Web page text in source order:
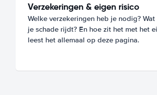
Verzekeringen & eigen risico
Welke verzekeringen heb je nodig?
je schade rijdt? En hoe zit het met het
leest het allemaal op deze pagina.